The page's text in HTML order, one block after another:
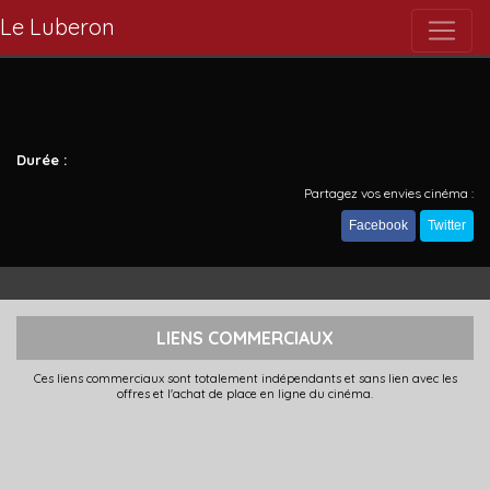
Le Luberon
Durée :
Partagez vos envies cinéma :
Facebook Twitter
LIENS COMMERCIAUX
Ces liens commerciaux sont totalement indépendants et sans lien avec les
offres et l'achat de place en ligne du cinéma.